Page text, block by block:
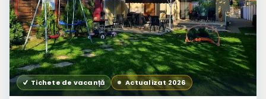
Tichete de vacanță Actualizat 2026